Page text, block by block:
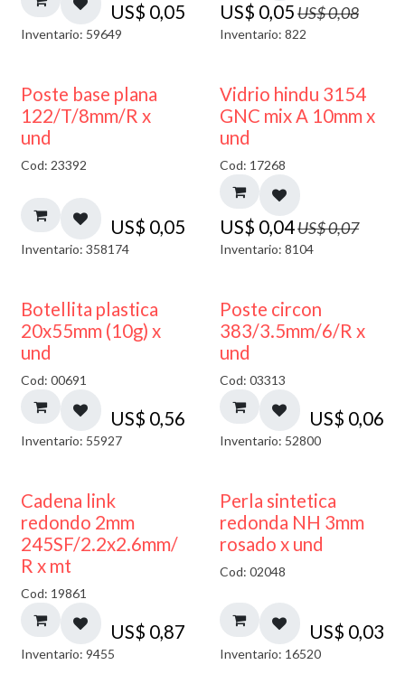
US$ 0,05
Inventario: 59649
US$ 0,05US$0,08
Inventario: 822
Poste base plana
122/T/8mm/R x
und
Cod: 23392
US$ 0,05
Inventario: 358174
40% DESCUENTO
Vidrio hindu 3154
GNC mix A 10mm x
und
Cod: 17268
US$ 0,04US$0,07
Inventario: 8104
Botellita plastica
20x55mm (10g) x
und
Cod: 00691
US$ 0,56
Inventario: 55927
Poste circon
383/3.5mm/6/R x
und
Cod: 03313
US$ 0,06
Inventario: 52800
Cadena link
redondo 2mm
245SF/2.2x2.6mm/
R x mt
Cod: 19861
US$ 0,87
Inventario: 9455
Perla sintetica
redonda NH 3mm
rosado x und
Cod: 02048
US$ 0,03
Inventario: 16520